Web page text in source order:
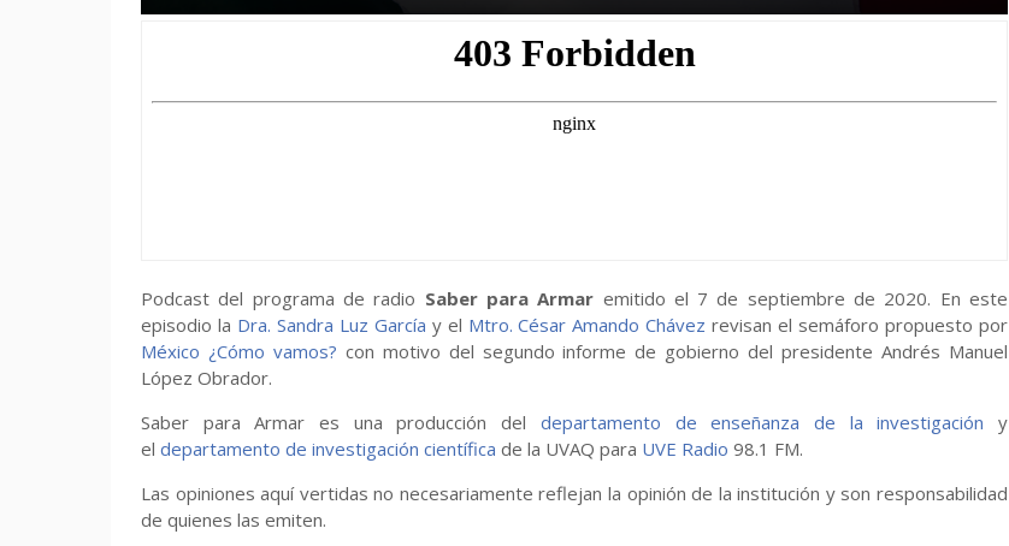
Podcast del programa de radio Saber para Armar emitido el 7 de septiembre de 2020. En este
episodio la Dra. Sandra Luz García y el Mtro. César Amando Chávez revisan el semáforo propuesto por
México ¿Cómo vamos? con motivo del segundo informe de gobierno del presidente Andrés Manuel
López Obrador.
Saber para Armar es una producción del departamento de enseñanza de la investigación y
el departamento de investigación científica de la UVAQ para UVE Radio 98.1 FM.
Las opiniones aquí vertidas no necesariamente reflejan la opinión de la institución y son responsabilidad
de quienes las emiten.